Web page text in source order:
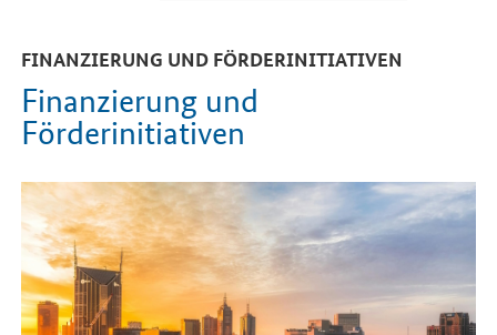
FINANZIERUNG UND FÖRDERINITIATIVEN
Finanzierung und
Förderinitiativen